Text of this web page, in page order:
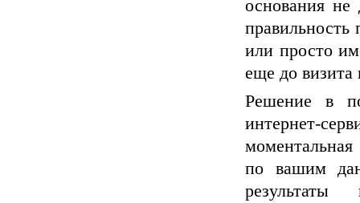
основания не
правильность
или просто
еще до визита
Решение в
интернет-
по вашим